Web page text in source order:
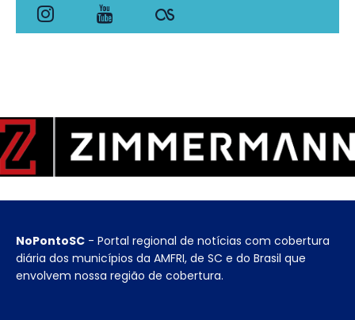
NoPontoSC - Portal regional de notícias com cobertura
diária dos municípios da AMFRI, de SC e do Brasil que
envolvem nossa região de cobertura.